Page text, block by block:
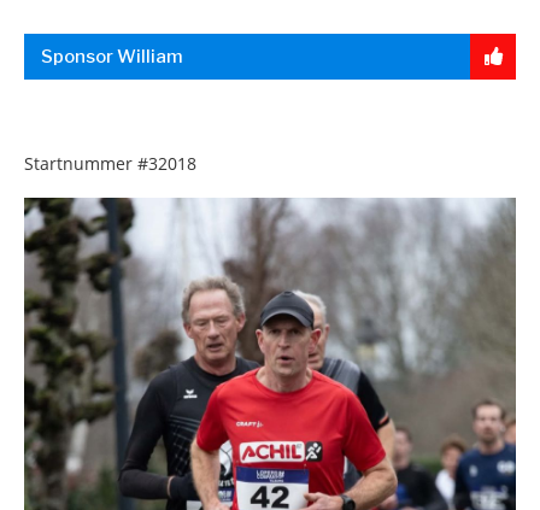
Sponsor William
Startnummer #32018